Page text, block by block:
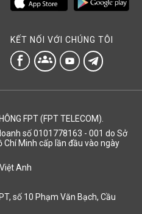
KẾT NỐI VỚI CHÚNG TÔI
groups
FPT (FPT TELECOM).
số 0101778163 - 001 do Sở
Chí Minh cấp lần đầu vào ngày
Anh
số 10 Phạm Văn Bạch, Cầu